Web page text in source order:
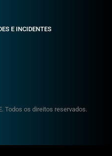
Todos os direitos reservados.
E INCIDENTES